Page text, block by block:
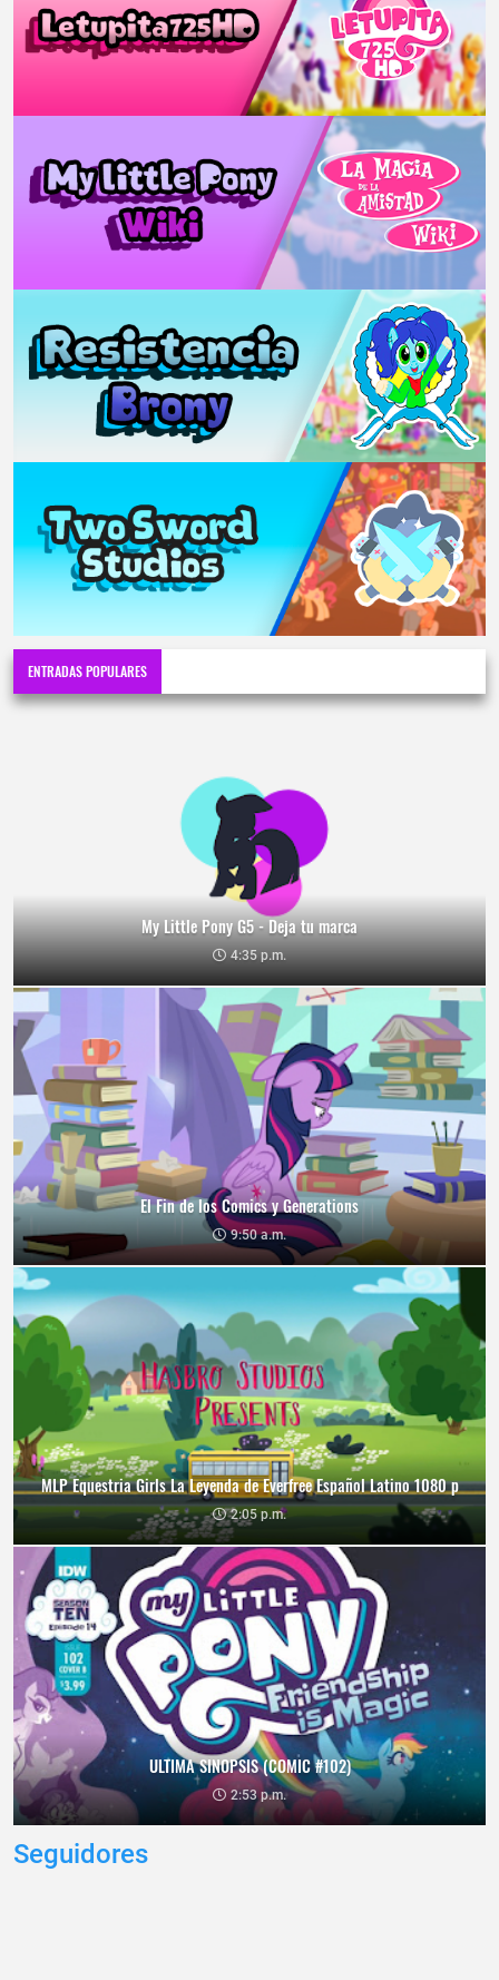
ENTRADAS POPULARES
My Little Pony G5 - Deja tu marca
4:35 p.m.
El Fin de los Comics y Generations
9:50 a.m.
MLP Equestria Girls La Leyenda de Everfree Español Latino 1080 p
2:05 p.m.
ULTIMA SINOPSIS (COMIC #102)
2:53 p.m.
Seguidores